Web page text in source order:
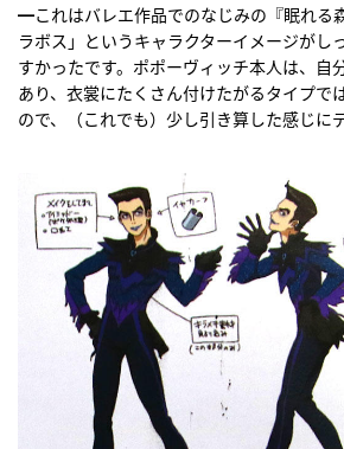
━これはバレエ作品でのなじみの『眠れる
ラボス」というキャラクターイメージがし
すかったです。ポポーヴィッチ本人は、自
あり、衣裳にたくさん付けたがるタイプで
ので、（これでも）少し引き算した感じに